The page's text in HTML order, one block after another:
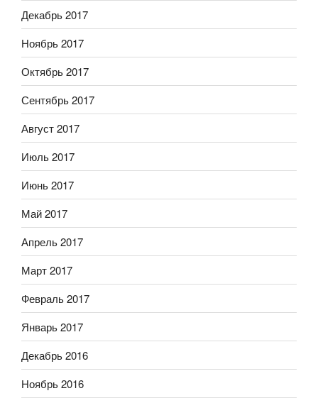
Декабрь 2017
Ноябрь 2017
Октябрь 2017
Сентябрь 2017
Август 2017
Июль 2017
Июнь 2017
Май 2017
Апрель 2017
Март 2017
Февраль 2017
Январь 2017
Декабрь 2016
Ноябрь 2016